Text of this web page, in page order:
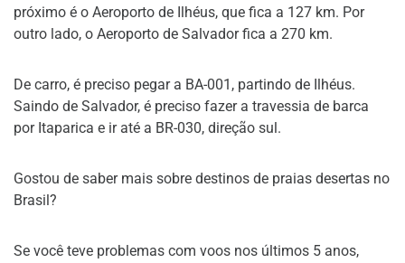
próximo é o Aeroporto de Ilhéus, que fica a 127 km. Por
outro lado, o Aeroporto de Salvador fica a 270 km.
De carro, é preciso pegar a BA-001, partindo de Ilhéus.
Saindo de Salvador, é preciso fazer a travessia de barca
por Itaparica e ir até a BR-030, direção sul.
Gostou de saber mais sobre destinos de praias desertas no
Brasil?
Se você teve problemas com voos nos últimos 5 anos,